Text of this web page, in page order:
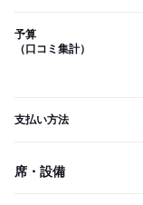
予算
（口コミ集計）
支払い方法
席・設備